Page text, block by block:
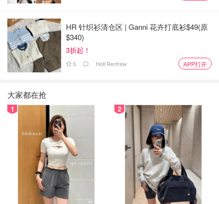
HR 针织衫清仓区 | Ganni 花卉打底衫$49(原
$340)
3折起！
3 Holt Renfrew APP打开
大家都在抢
1 2